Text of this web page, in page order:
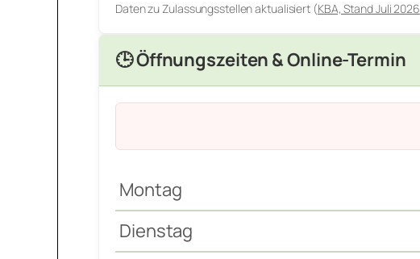
Daten zu Zulassungsstellen aktualisiert (KBA, Stand Juli 2026
🕒 Öffnungszeiten & Online-Termin
Montag
Dienstag